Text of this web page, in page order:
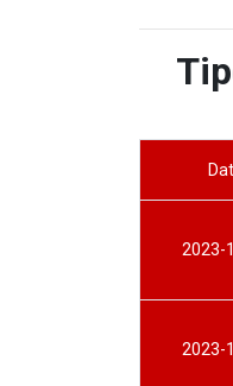
2023-
2023-